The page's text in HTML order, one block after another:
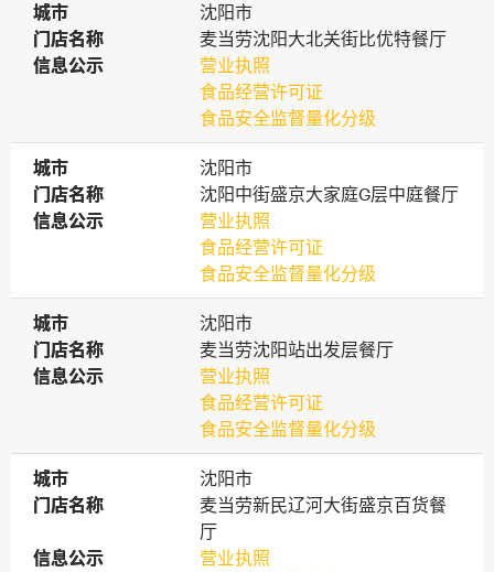
城市
城市
沈阳市
门店名称
门店名称
麦当劳沈阳大北关街比优特餐厅
信息公示
信息公示
营业执照
食品经营许可证
食品安全监督量化分级
城市
城市
沈阳市
门店名称
门店名称
沈阳中街盛京大家庭G层中庭餐厅
信息公示
信息公示
营业执照
食品经营许可证
食品安全监督量化分级
城市
城市
沈阳市
门店名称
门店名称
麦当劳沈阳站出发层餐厅
信息公示
信息公示
营业执照
食品经营许可证
食品安全监督量化分级
城市
城市
沈阳市
门店名称
门店名称
麦当劳新民辽河大街盛京百货餐
厅
信息公示
信息公示
营业执照